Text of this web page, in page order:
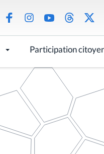
Participation